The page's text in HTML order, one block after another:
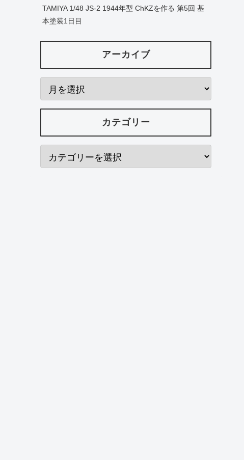
TAMIYA 1/48 JS-2 1944年型 ChKZを作る 第5回 基
本塗装1日目
アーカイブ
カテゴリー